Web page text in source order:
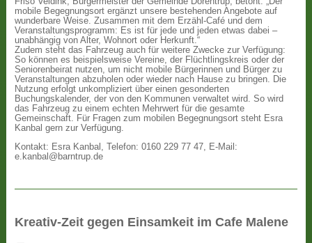
mobile Begegnungsort ergänzt unsere bestehenden Angebote auf
wunderbare Weise. Zusammen mit dem Erzähl-Café und dem
Veranstaltungsprogramm: Es ist für jede und jeden etwas dabei –
unabhängig von Alter, Wohnort oder Herkunft.“
Zudem steht das Fahrzeug auch für weitere Zwecke zur Verfügung:
So können es beispielsweise Vereine, der Flüchtlingskreis oder der
Seniorenbeirat nutzen, um nicht mobile Bürgerinnen und Bürger zu
Veranstaltungen abzuholen oder wieder nach Hause zu bringen. Die
Nutzung erfolgt unkompliziert über einen gesonderten
Buchungskalender, der von den Kommunen verwaltet wird. So wird
das Fahrzeug zu einem echten Mehrwert für die gesamte
Gemeinschaft. Für Fragen zum mobilen Begegnungsort steht Esra
Kanbal gern zur Verfügung.
Kontakt: Esra Kanbal, Telefon: 0160 229 77 47, E-Mail:
e.kanbal@barntrup.de
Kreativ-Zeit gegen Einsamkeit im Cafe Malene